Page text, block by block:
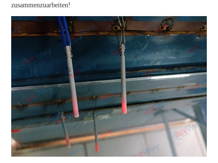
zusammenzuarbeiten!